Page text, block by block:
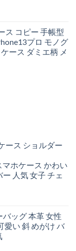
ス コピー 手帳型
プロ モノグ
ース ダミエ柄 メ
ース ショルダー
ホケース かわい
人気 女子 チェ
ッグ 本革 女性
愛い 斜 めがけ バ